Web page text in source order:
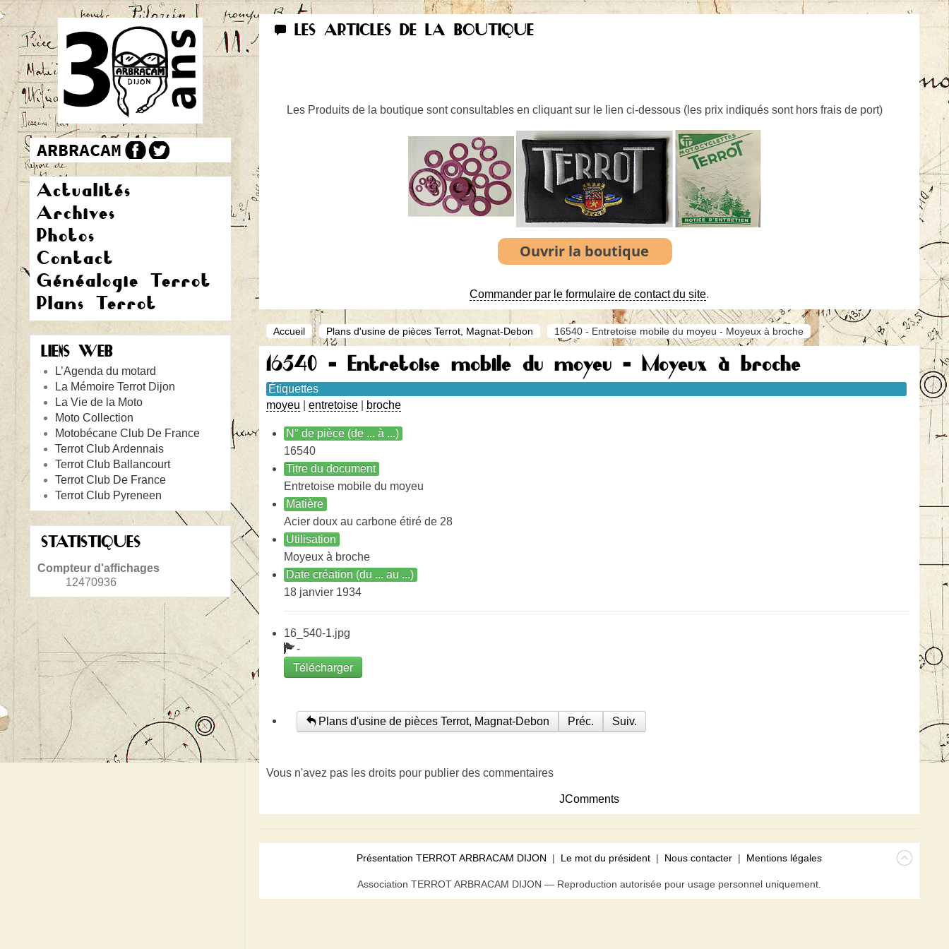
Actualités
Archives
Photos
Contact
Généalogie Terrot
Plans Terrot
LIENS WEB
L’Agenda du motard
La Mémoire Terrot Dijon
La Vie de la Moto
Moto Collection
Motobécane Club De France
Terrot Club Ardennais
Terrot Club Ballancourt
Terrot Club De France
Terrot Club Pyreneen
STATISTIQUES
Compteur d'affichages
12470936
LES ARTICLES DE LA BOUTIQUE
Les Produits de la boutique sont consultables en cliquant sur le lien ci-dessous ( les prix indiqués sont hors frais de port)
Commander par le formulaire de contact du site.
Accueil Plans d'usine de pièces Terrot, Magnat-Debon 16540 - Entretoise mobile du moyeu - Moyeux à broche
16540 - Entretoise mobile du moyeu - Moyeux à broche
Étiquettes
moyeu
entretoise broche
N° de pièce (de ... à ...)
16540
Titre du document
Entretoise mobile du moyeu
Matière
Acier doux au carbone étiré de 28
Utilisation
Moyeux à broche
Date création (du ... au ...)
18 janvier 1934
16_540-1.jpg
-
Télécharger
Plans d'usine de pièces Terrot, Magnat-Debon Préc. Suiv.
Vous n'avez pas les droits pour publier des commentaires
JComments
Présentation TERROT ARBRACAM DIJON | Le mot du président | Nous contacter | Mentions légales
Association TERROT ARBRACAM DIJON — Reproduction autorisée pour usage personnel uniquement.